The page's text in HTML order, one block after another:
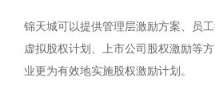
锦天城可以提供管理层激励方案、员工
虚拟股权计划、上市公司股权激励等
业更为有效地实施股权激励计划。